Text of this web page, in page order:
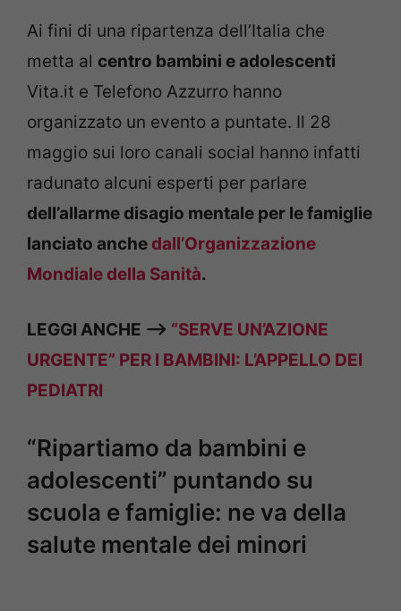
Ai fini di una ripartenza dell’Italia che
metta al centro bambini e adolescenti
Vita.it e Telefono Azzurro hanno
organizzato un evento a puntate. Il 28
maggio sui loro canali social hanno infatti
radunato alcuni esperti per parlare
dell’allarme disagio mentale per le famiglie
lanciato anche dall’Organizzazione
Mondiale della Sanità.
LEGGI ANCHE —> “SERVE UN’AZIONE
URGENTE” PER I BAMBINI: L’APPELLO DEI
PEDIATRI
“Ripartiamo da bambini e
adolescenti” puntando su
scuola e famiglie: ne va della
salute mentale dei minori